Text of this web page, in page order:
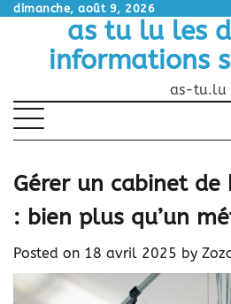
Skipdimanche, août 9, 2026
as tu lu les
informations
as-tu.lu
Gérer un cabinet de
: bien plus qu’un
Posted on 18 avril 2025 by